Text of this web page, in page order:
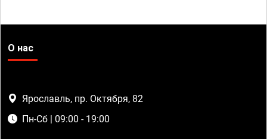
О нас
Ярославль, пр. Октября, 82
Пн-Сб | 09:00 - 19:00